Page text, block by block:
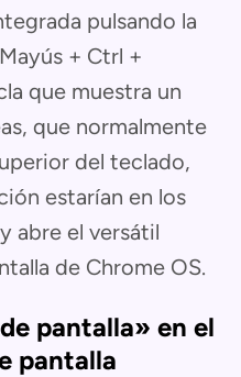
pulsando la
+ Ctrl +
que muestra un
que normalmente
del teclado,
estarían en los
abre el versátil
de Chrome OS.
pantalla» en el
pantalla